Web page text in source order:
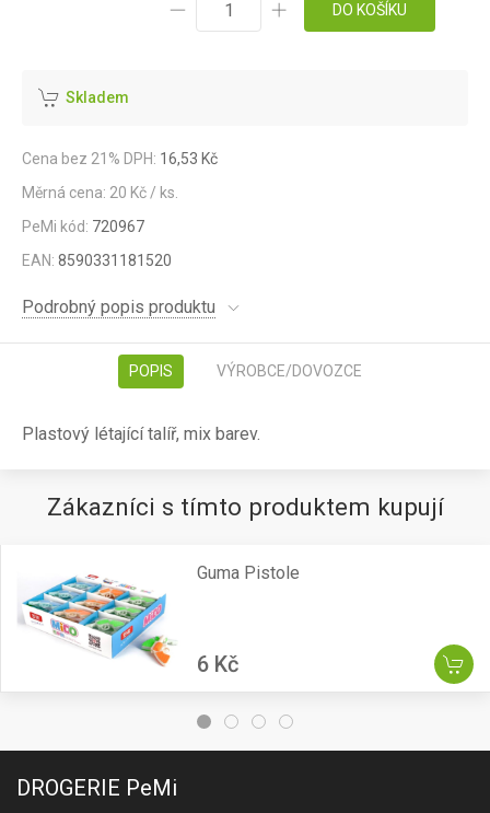
DO KOŠÍKU
Skladem
Cena bez 21% DPH: 16,53 Kč
Měrná cena: 20 Kč / ks.
PeMi kód: 720967
EAN: 8590331181520
Podrobný popis produktu
POPIS VÝROBCE/DOVOZCE
Plastový létající talíř, mix barev.
Zákazníci s tímto produktem kupují
Guma Pistole
6 Kč
DROGERIE PeMi